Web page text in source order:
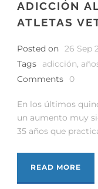
ADICCIÓN
ATLETAS
Posted on 26 Sep
Tags
adicción,
Comments
0
En los últimos
un aumento muy
35 años que
READ MORE